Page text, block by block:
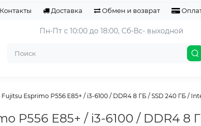
Контакты Доставка Обмен и возврат
Пн-Пт с 10:00 до 18:00, Сб-Вс- выходной
Esprimo P556 E85+ / i3-6100 / DDR4 8 ГБ / SSD 240 ГБ /
P556 E85+ / i3-6100 / DDR4 8